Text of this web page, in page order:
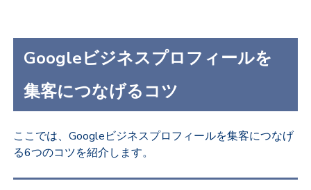
Googleビジネスプロフィールを
集客につなげるコツ
ここでは、Googleビジネスプロフィールを集客につなげ
る6つのコツを紹介します。